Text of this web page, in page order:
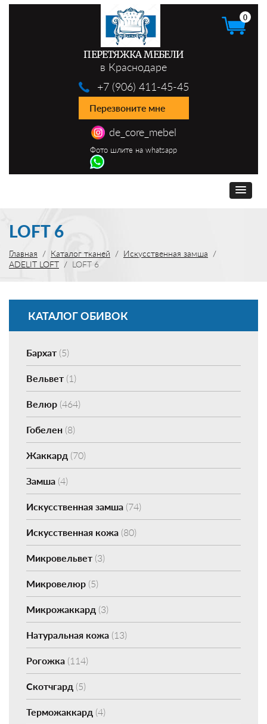
ПЕРЕТЯЖКА МЕБЕЛИ
в Краснодаре
de_core_mebel
Фото шлите на whatsapp
+7 (906) 411-45-45
Перезвоните мне
0
LOFT 6
Главная Каталог тканей
Искусственная замша
ADELIT LOFT
LOFT 6
КАТАЛОГ ОБИВОК
Бархат (5)
Вельвет (1)
Велюр (464)
Гобелен (8)
Жаккард (70)
Замша (4)
Искусственная замша (74)
Искусственная кожа (80)
Микровельвет (3)
Микровелюр (5)
Микрожаккард (3)
Натуральная кожа (13)
Рогожка (114)
Скотчгард (5)
Терможаккард (4)